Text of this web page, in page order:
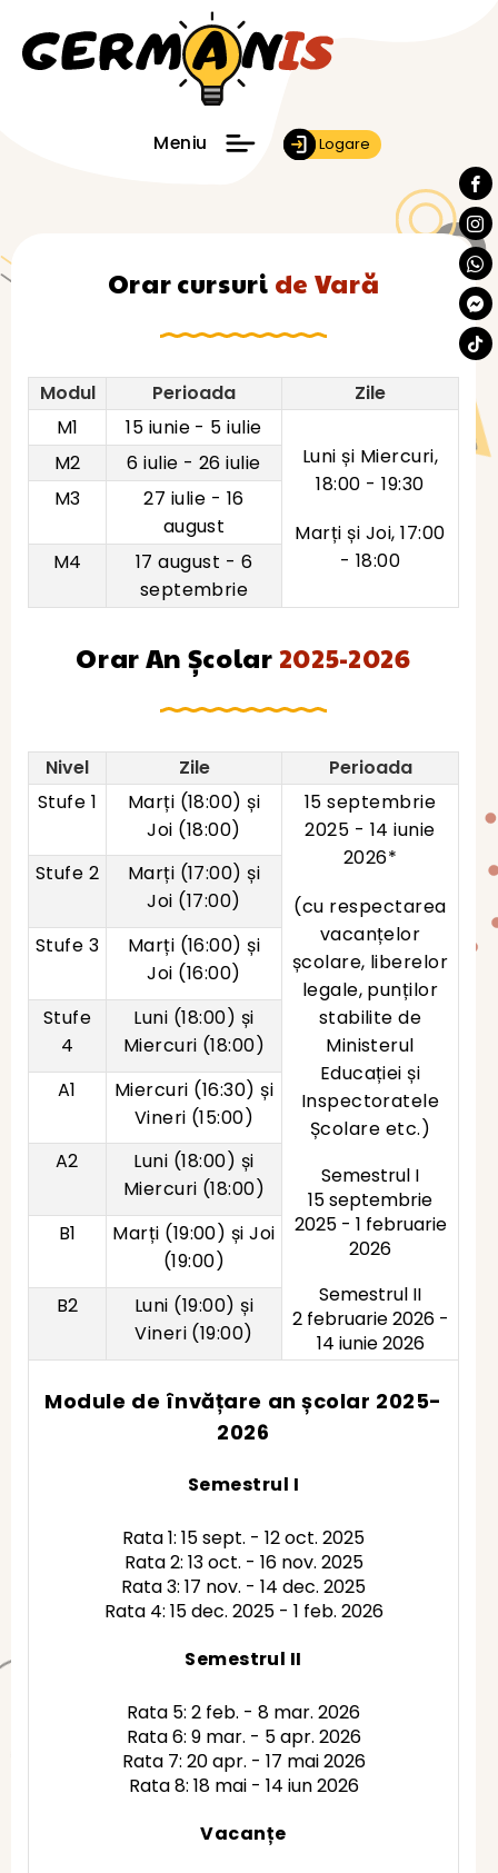
Meniu Logare
Orar cursuri de Vară
Modul Perioada
Zile
M1
15 iunie - 5 iulie
Luni și Miercuri,
18:00 - 19:30
Marți și Joi, 17:00
- 18:00
M2
6 iulie - 26 iulie
M3
27 iulie - 16
august
M4
17 august - 6
septembrie
Orar An Școlar2025-2026
Nivel Zile
Perioada
Stufe 1
Marți (18:00) și
Joi (18:00)
15 septembrie
2025 - 14 iunie
2026*
(cu respectarea
vacanțelor
școlare, liberelor
legale, punților
stabilite de
Ministerul
Educației și
Inspectoratele
Școlare etc.)
Semestrul I
15 septembrie
2025 - 1 februarie
2026
Semestrul II
2 februarie 2026 -
14 iunie 2026
Stufe 2
Marți (17:00) și
Joi (17:00)
Stufe 3
Marți (16:00) și
Joi (16:00)
Stufe
4
Luni (18:00) și
Miercuri (18:00)
A1
Miercuri (16:30) și
Vineri (15:00)
A2
Luni (18:00) și
Miercuri (18:00)
B1
Marți (19:00) și Joi
(19:00)
B2
Luni (19:00) și
Vineri (19:00)
Module de învățare an școlar 2025-
2026
Semestrul I
Rata 1: 15 sept. - 12 oct. 2025
Rata 2: 13 oct. - 16 nov. 2025
Rata 3: 17 nov. - 14 dec. 2025
Rata 4: 15 dec. 2025 - 1 feb. 2026
Semestrul II
Rata 5: 2 feb. - 8 mar. 2026
Rata 6: 9 mar. - 5 apr. 2026
Rata 7: 20 apr. - 17 mai 2026
Rata 8: 18 mai - 14 iun 2026
Vacanțe